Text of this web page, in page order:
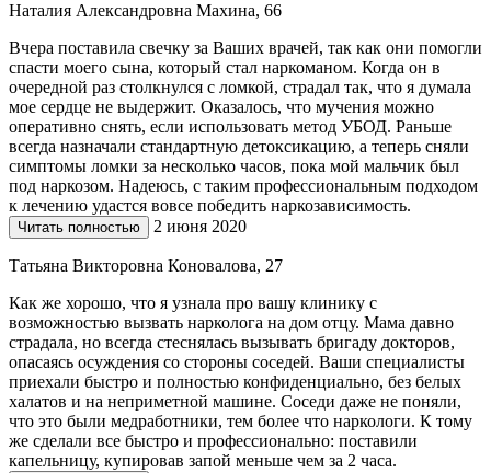
Наталия Александровна Махина, 66
Вчера поставила свечку за Ваших врачей, так как они помогли
спасти моего сына, который стал наркоманом. Когда он в
очередной раз столкнулся с ломкой, страдал так, что я думала
мое сердце не выдержит. Оказалось, что мучения можно
оперативно снять, если использовать метод УБОД. Раньше
всегда назначали стандартную детоксикацию, а теперь сняли
симптомы ломки за несколько часов, пока мой мальчик был
под наркозом. Надеюсь, с таким профессиональным подходом
к лечению удастся вовсе победить наркозависимость.
Читать полностью 2 июня 2020
Татьяна Викторовна Коновалова, 27
Как же хорошо, что я узнала про вашу клинику с
возможностью вызвать нарколога на дом отцу. Мама давно
страдала, но всегда стеснялась вызывать бригаду докторов,
опасаясь осуждения со стороны соседей. Ваши специалисты
приехали быстро и полностью конфиденциально, без белых
халатов и на неприметной машине. Соседи даже не поняли,
что это были медработники, тем более что наркологи. К тому
же сделали все быстро и профессионально: поставили
капельницу, купировав запой меньше чем за 2 часа.